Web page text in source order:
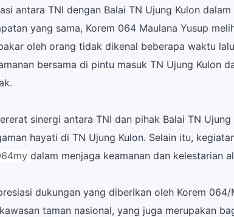
antara TNI dengan Balai TN Ujung Kulon
yang sama, Korem 064 Maulana Yusup
oleh orang tidak dikenal beberapa waktu
bersama di pintu masuk TN Ujung Kulon
sinergi antara TNI dan pihak Balai TN
hayati di TN Ujung Kulon. Selain itu,
dalam menjaga keamanan dan kelestarian
dukungan yang diberikan oleh Korem
taman nasional, yang juga merupakan